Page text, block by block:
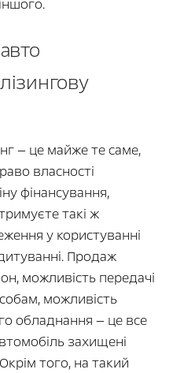
— це майже те саме,
власності
фінансування,
такі ж
у користуванні
Продаж
можливість передачі
можливість
обладнання — це все
захищені
того, на такий